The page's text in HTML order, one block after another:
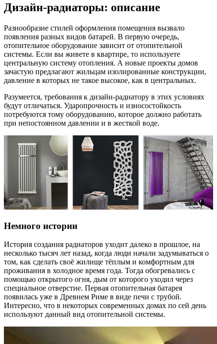
Дизайн-радиаторы: описание
Разнообразие стилей оформления помещения вызвало
появления разных видов батарей. В первую очередь,
отопительное оборудование зависит от отопительной
системы. Если вы живете в квартире, то используете
центральную систему отопления. А новые проекты домов
зачастую предлагают жильцам изолированные конструкции,
давление в которых не такое высокое, как в центральных.
Разумеется, требования к дизайн-радиатору в этих условиях
будут отличаться. Ударопрочность и износостойкость
потребуются тому оборудованию, которое должно работать
при непостоянном давлении и в жесткой воде.
Немного истории
История создания радиаторов уходит далеко в прошлое, на
несколько тысяч лет назад, когда люди начали задумываться о
том, как сделать своё жилище тёплым и комфортным для
проживания в холодное время года. Тогда обогревались с
помощью открытого огня, дым от которого уходил через
специальное отверстие. Первая отопительная батарея
появилась уже в Древнем Риме в виде печи с трубой.
Интересно, что в некоторых современных домах по сей день
используют данный вид отопительной системы.